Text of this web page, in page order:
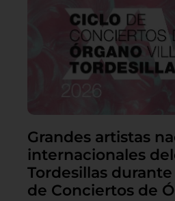
Grandes artistas
internacionales
Tordesillas durante
de Conciertos de